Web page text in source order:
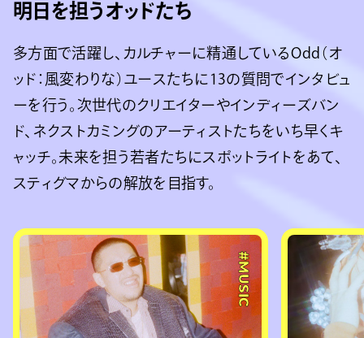
明日を担うオッドたち
多方面で活躍し、カルチャーに精通しているOdd（オ
ッド：風変わりな）ユースたちに13の質問でインタビュ
ーを行う。次世代のクリエイターやインディーズバン
ド、ネクストカミングのアーティストたちをいち早くキ
ャッチ。未来を担う若者たちにスポットライトをあて、
スティグマからの解放を目指す。
#MUSIC